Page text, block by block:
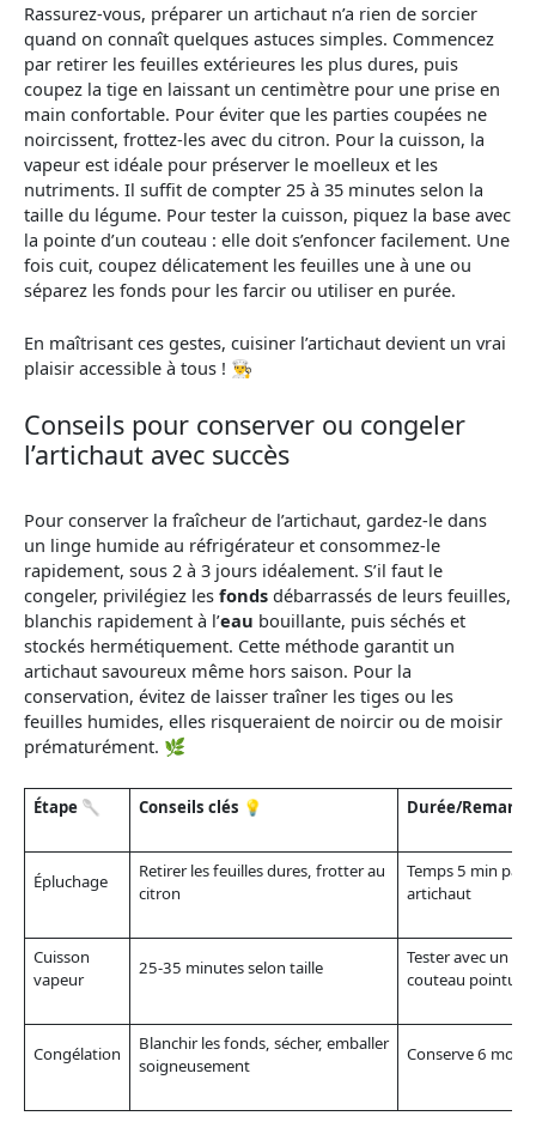
Rassurez-vous, préparer un artichaut n’a rien de sorcier
quand on connaît quelques astuces simples. Commencez
par retirer les feuilles extérieures les plus dures, puis
coupez la tige en laissant un centimètre pour une prise en
main confortable. Pour éviter que les parties coupées ne
noircissent, frottez-les avec du citron. Pour la cuisson, la
vapeur est idéale pour préserver le moelleux et les
nutriments. Il suffit de compter 25 à 35 minutes selon la
taille du légume. Pour tester la cuisson, piquez la base avec
la pointe d’un couteau : elle doit s’enfoncer facilement. Une
fois cuit, coupez délicatement les feuilles une à une ou
séparez les fonds pour les farcir ou utiliser en purée.
En maîtrisant ces gestes, cuisiner l’artichaut devient un vrai
plaisir accessible à tous ! 👨‍🍳
Conseils pour conserver ou congeler
l’artichaut avec succès
Pour conserver la fraîcheur de l’artichaut, gardez-le dans
un linge humide au réfrigérateur et consommez-le
rapidement, sous 2 à 3 jours idéalement. S’il faut le
congeler, privilégiez les fonds débarrassés de leurs feuilles,
blanchis rapidement à l’eau bouillante, puis séchés et
stockés hermétiquement. Cette méthode garantit un
artichaut savoureux même hors saison. Pour la
conservation, évitez de laisser traîner les tiges ou les
feuilles humides, elles risqueraient de noircir ou de moisir
prématurément. 🌿
Étape 🥄 Conseils clés 💡 Durée/
Épluchage
Retirer les feuilles dures, frotter au
citron
Temps 5 min par
artichaut
Cuisson
vapeur
25-35 minutes selon taille
Tester avec un
couteau pointu
Congélation
Blanchir les fonds, sécher, emballer
soigneusement
Conserve 6 mois